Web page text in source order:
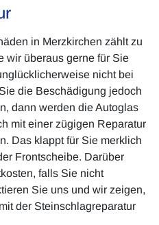
in Merzkirchen zählt zu
wir überaus gerne für Sie
nicht bei
die Beschädigung jedoch
dann werden die Autoglas
mit einer zügigen Reparatur
Das klappt für Sie merklich
Frontscheibe. Darüber
falls Sie nicht
Sie uns und wir zeigen,
der Steinschlagreparatur